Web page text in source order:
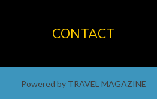
CONTACT
Powered by TRAVEL MAGAZINE